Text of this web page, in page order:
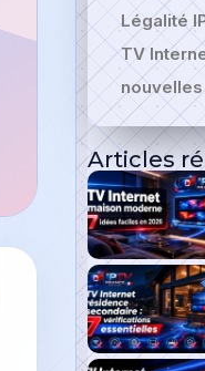
Légalité
TV
nouvelles
Articles